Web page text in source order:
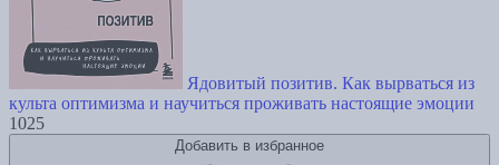
Ядовитый позитив. Как вырваться из
культа оптимизма и научиться проживать настоящие эмоции
1025
Добавить в избранное